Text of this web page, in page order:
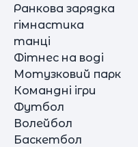
Ранкова зарядка
гімнастика
танці
Фітнес на воді
Мотузковий парк
Командні ігри
Футбол
Волейбол
Баскетбол